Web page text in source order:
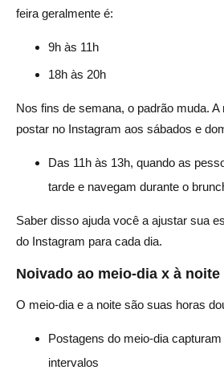
feira geralmente é:
9h às 11h
18h às 20h
Nos fins de semana, o padrão muda.
postar no Instagram aos sábados e
Das 11h às 13h, quando as
tarde e navegam durante o
Saber disso ajuda você a ajustar sua
do Instagram para cada dia.
Noivado ao meio-dia x à noite
O meio-dia e a noite são suas horas
Postagens do meio-dia
intervalos